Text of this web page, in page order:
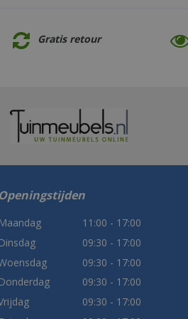
Gratis retour
11:00 - 17:00
09:30 - 17:00
09:30 - 17:00
09:30 - 17:00
09:30 - 17:00